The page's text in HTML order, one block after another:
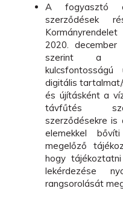
A fogyasztó
szerződések
2020.
szerint a
digitális
és újításként a
távfűtés
szerződésekre is
elemekkel
megelőző
hogy
lekérdezése
rangsorolását